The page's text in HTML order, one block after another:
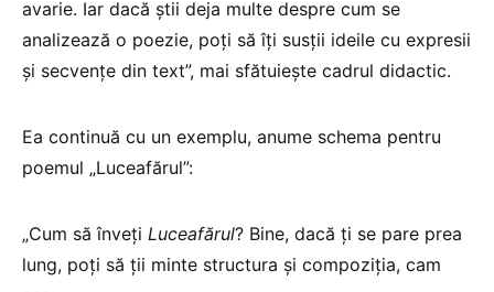
avarie. Iar dacă ştii deja multe despre cum se
analizează o poezie, poţi să îţi susţii ideile cu expresii
şi secvenţe din text”, mai sfătuiește cadrul didactic.
Ea continuă cu un exemplu, anume schema pentru
poemul „Luceafărul”:
„Cum să înveţi Luceafărul? Bine, dacă ţi se pare prea
lung, poţi să ţii minte structura şi compoziţia, cam